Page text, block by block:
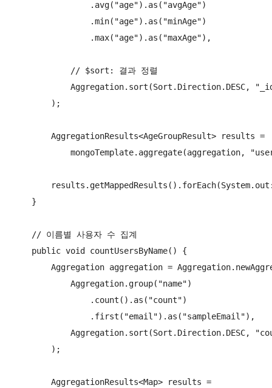
                .avg("age").as("avgAge")
                .min("age").as("minAge")
                .max("age").as("maxAge"),
            // $sort: 결과 정렬
Aggregation.sort(Sort.Direction.DESC,
        );
        AggregationResults<AgeGroupResult> results =
mongoTemplate.aggregate(aggregation,
    }
    // 이름별 사용자 수 집계
    public void countUsersByName() {
Aggregation aggregation =
            Aggregation.group("name")
                .count().as("count")
                .first("email").as("sampleEmail"),
Aggregation.sort(Sort.Direction.DESC,
        );
        AggregationResults<Map> results =